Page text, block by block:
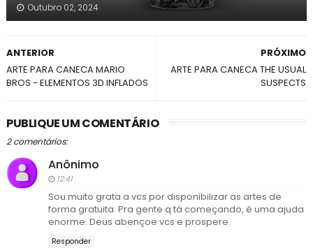
Outubro 02, 2024
PRÓXIMO
ARTE PARA CANECA THE USUAL
SUSPECTS
ANTERIOR
ARTE PARA CANECA MARIO
BROS - ELEMENTOS 3D INFLADOS
PUBLIQUE UM COMENTÁRIO
2 comentários:
Anônimo
12:41
Sou muito grata a vcs por disponibilizar as artes de
forma gratuita. Pra gente q tá começando, é uma ajuda
enorme. Deus abençoe vcs e prospere.
Responder